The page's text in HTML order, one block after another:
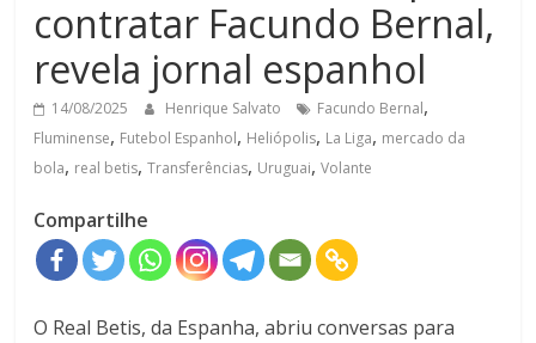
contratar Facundo Bernal,
revela jornal espanhol
14/08/2025 Henrique Salvato Facundo Bernal,
Fluminense, Futebol Espanhol, Heliópolis, La Liga, mercado da
bola, real betis,Transferências, Uruguai,Volante
Compartilhe
O Real Betis, da Espanha, abriu conversas para